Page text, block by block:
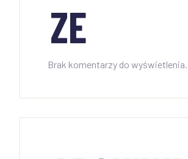
ZE
Brak komentarzy do wyświetlenia.